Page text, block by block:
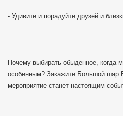
- Удивите и порадуйте друзей и
Почему выбирать обыденное, когда
особенным? Закажите Большой шар
мероприятие станет настоящим